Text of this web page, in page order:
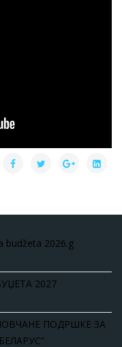
budžeta 2026.g
2027
ПОДРШКЕ ЗА